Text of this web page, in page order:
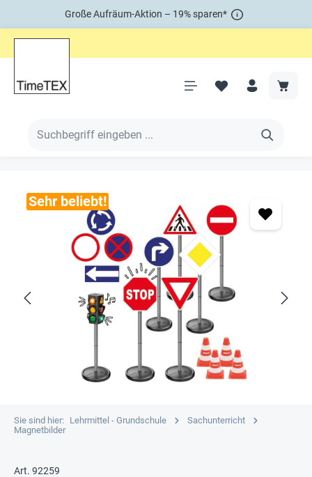
Große Aufräum-Aktion – 19% sparen*
Sehr beliebt!
Sie sind hier: Lehrmittel - Grundschule
Sachunterricht
Magnetbilder
Art. 92259